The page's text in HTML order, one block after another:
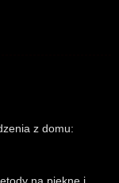
z domu: